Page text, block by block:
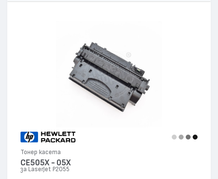
Тонер касета
CE505X - 05X
за LaserJet P2055